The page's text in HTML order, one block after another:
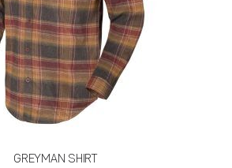
GREYMAN SHIRT